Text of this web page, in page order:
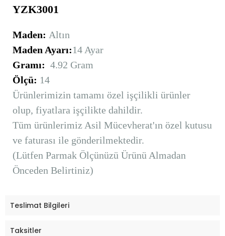
YZK3001
Maden: Altın
Maden Ayarı:14 Ayar
Gramı: 4.92 Gram
Ölçü: 14
Ürünlerimizin tamamı özel işçilikli ürünler
olup, fiyatlara işçilikte dahildir.
Tüm ürünlerimiz Asil Mücevherat'ın özel kutusu
ve faturası ile gönderilmektedir.
(Lütfen Parmak Ölçünüzü Ürünü Almadan
Önceden Belirtiniz)
Teslimat Bilgileri
Taksitler